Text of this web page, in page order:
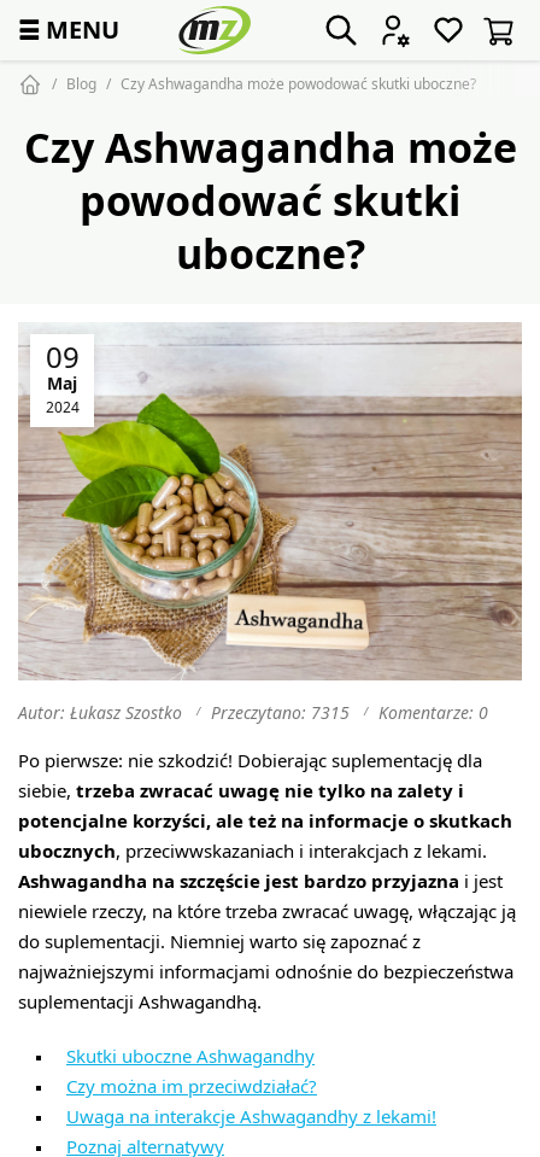
☰ MENU
Blog Czy Ashwagandha może powodować skutki uboczne?
Czy Ashwagandha może
powodować skutki
uboczne?
09
Maj
2024
Autor: Łukasz Szostko Przeczytano: 7315 Komentarze: 0
Po pierwsze: nie szkodzić! Dobierając suplementację dla
siebie, trzeba zwracać uwagę nie tylko na zalety i
potencjalne korzyści, ale też na informacje o skutkach
ubocznych , przeciwwskazaniach i interakcjach z lekami.
Ashwagandha na szczęście jest bardzo przyjazna i jest
niewiele rzeczy, na które trzeba zwracać uwagę, włączając ją
do suplementacji. Niemniej warto się zapoznać z
najważniejszymi informacjami odnośnie do bezpieczeństwa
suplementacji Ashwagandhą.
Skutki uboczne Ashwagandhy
Czy można im przeciwdziałać?
Uwaga na interakcje Ashwagandhy z lekami!
Poznaj alternatywy